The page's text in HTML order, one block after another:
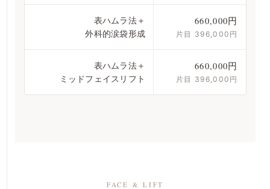
表ハムラ法＋
外科的涙袋形成
660,000円
片目 396,000円
表ハムラ法＋
ミッドフェイスリフト
660,000円
片目 396,000円
FACE & LIFT